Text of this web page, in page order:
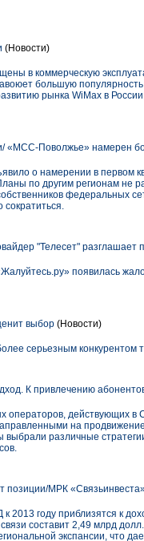
(Новости)
в коммерческую
большую
рынка WiMax в
«МСС-Поволжье» намерен
о намерении в первом
по другим регионам не
федеральных
"Телесет"
появилась
выбор (Новости)
серьезным
К привлечению
операторов, действующих в
на
выбрали различные
позиции/МРК
2013 году приблизятся к
составит 2,49 млрд
экспансии, что